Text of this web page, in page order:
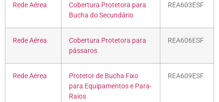
Rede Aérea
Cobertura Protetora para
Bucha do Secundário
REA603ESF
Rede Aérea
Cobertura Protetora para
pássaros
REA606ESF
Rede Aérea
Protetor de Bucha Fixo
para Equipamentos e Para-
Raios
REA609ESF